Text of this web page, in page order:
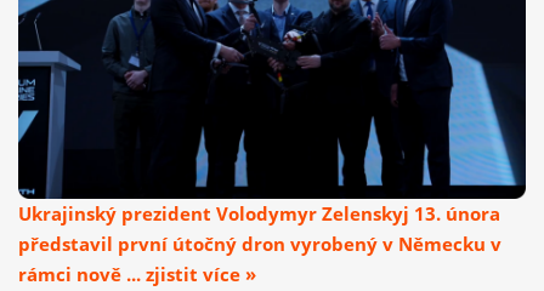
Ukrajinský prezident Volodymyr Zelenskyj 13. února
představil první útočný dron vyrobený v Německu v
rámci nově ... zjistit více »